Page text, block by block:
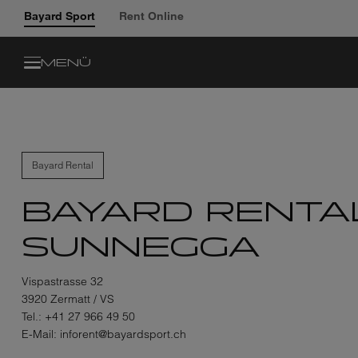
Bayard Sport Rent Online
MENÜ
Bayard Rental
BAYARD
SUNNEGGA
Vispastrasse 32
3920 Zermatt / VS
Tel.: +41 27 966 49 50
E-Mail: inforent@bayardsport.ch